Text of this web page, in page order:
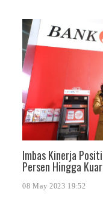
Imbas Kinerja
Persen Hingga
08 May 2023 19:52